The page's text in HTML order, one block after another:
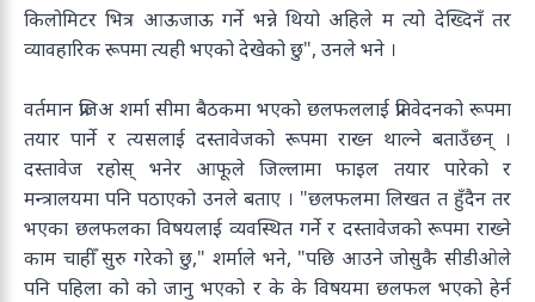
किलोमिटर भित्र आऊजाऊ गर्ने भन्ने थियो अहिले म त्यो देख्दिनँ तर
व्यावहारिक रूपमा त्यही भएको देखेको छु", उनले भने ।
वर्तमान प्रजिअ शर्मा सीमा बैठकमा भएको छलफललाई प्रतिवेदनको रूपमा
तयार पार्ने र त्यसलाई दस्तावेजको रूपमा राख्न थाल्ने बताउँछन् ।
दस्तावेज रहोस् भनेर आफूले जिल्लामा फाइल तयार पारेको र
मन्त्रालयमा पनि पठाएको उनले बताए । "छलफलमा लिखत त हुँदैन तर
भएका छलफलका विषयलाई व्यवस्थित गर्ने र दस्तावेजको रूपमा राख्ने
काम चाहीँ सुरु गरेको छु," शर्माले भने, "पछि आउने जोसुकै सीडीओले
पनि पहिला को को जानु भएको र के के विषयमा छलफल भएको हेर्न